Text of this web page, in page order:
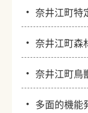
・奈井江町特
・奈井江町森
・奈井江町鳥
・ 多面的機能